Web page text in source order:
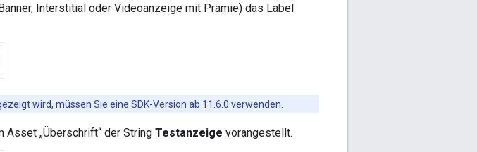
Interstitial oder Videoanzeige mit Prämie) das Label
wird, müssen Sie eine SDK-Version ab 11.6.0 verwenden.
„Überschrift“ der String Testanzeige vorangestellt.